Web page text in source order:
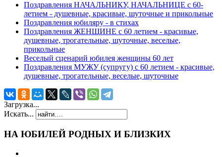
Поздравления НАЧАЛЬНИКУ, НАЧАЛЬНИЦЕ с 60-
летием - душевные, красивые, шуточные и прикольные
Поздравления юбиляру - в стихах
Поздравления ЖЕНЩИНЕ с 60 летием - красивые,
душевные, трогательные, шуточные, веселые,
прикольные
Веселый сценарий юбилея женщины 60 лет
Поздравления МУЖУ (супругу) с 60 летием - красивые,
душевные, трогательные, веселые, шуточные
Загрузка...
Искать...
НА ЮБИЛЕЙ РОДНЫХ И БЛИЗКИХ